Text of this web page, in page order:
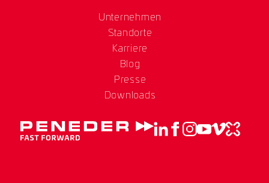
Unternehmen
Standorte
Karriere
Blog
Presse
Downloads